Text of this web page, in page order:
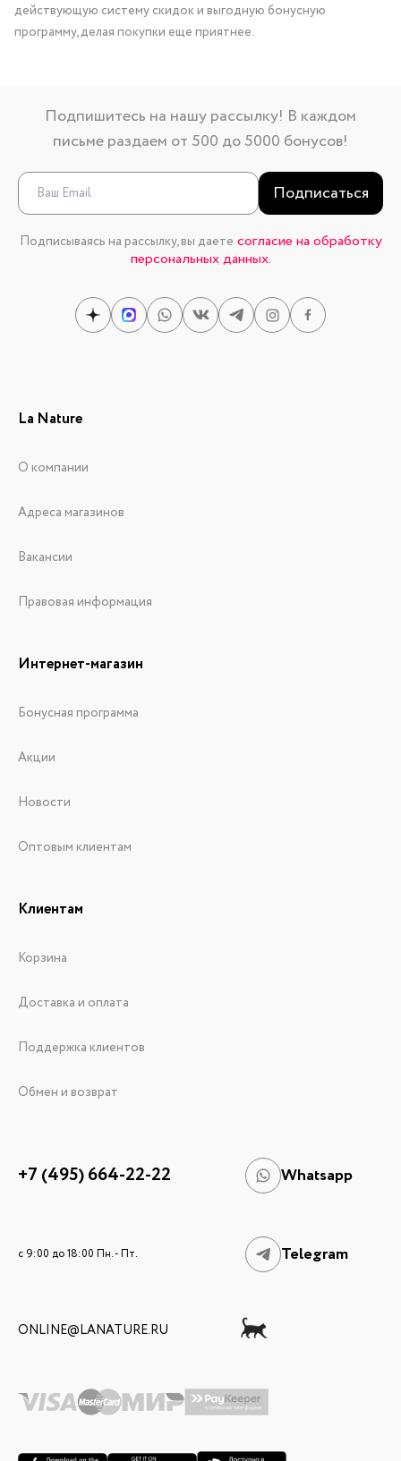
действующую систему скидок и выгодную бонусную
программу, делая покупки еще приятнее.
Подпишитесь на нашу рассылку! В каждом
письме раздаем от 500 до 5000 бонусов!
Подписаться
Подписываясь на рассылку, вы даете согласие на обработку
персональных данных.
La Nature
О компании
Адреса магазинов
Вакансии
Правовая информация
Интернет-магазин
Бонусная программа
Акции
Новости
Оптовым клиентам
Клиентам
Корзина
Доставка и оплата
Поддержка клиентов
Обмен и возврат
+7 (495) 664-22-22 Whatsapp
c 9:00 до 18:00 Пн. - Пт. Telegram
ONLINE@LANATURE.RU